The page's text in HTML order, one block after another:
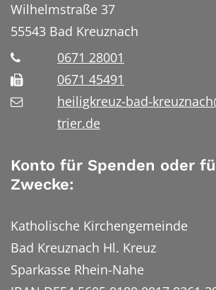
Wilhelmstraße 37
55543 Bad Kreuznach
0671 28001
0671 45491
heiligkreuz-bad-
trier.de
Konto für Spenden oder
Zwecke:
Katholische Kirchengemeinde
Bad Kreuznach Hl. Kreuz
Sparkasse Rhein-Nahe